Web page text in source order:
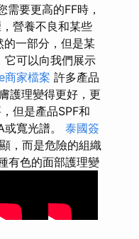
需要更高的FF時，
營養不良和某些
一部分，但是某
它可以向我們展示
商家檔案 許多產品
護理變得更好，更
但是產品SPF和
寬光譜。 泰國簽
，而是危險的組織
有色的面部護理變